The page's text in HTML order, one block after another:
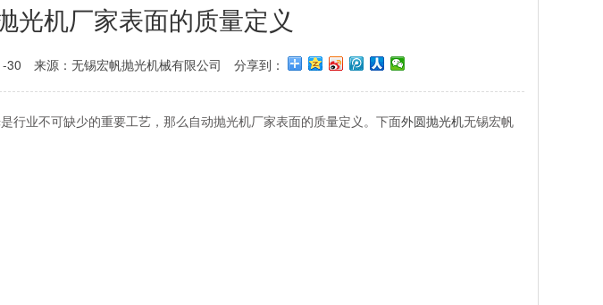
光机厂家表面的质量定义
30 来源：无锡宏帆抛光机械有限公司 分享到：
行业不可缺少的重要工艺，那么自动抛光机厂家表面的质量定义。下面外圆抛光机无锡宏帆